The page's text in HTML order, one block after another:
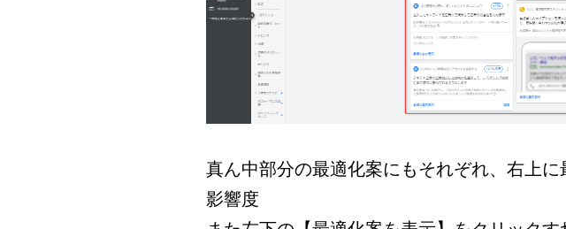
真ん中部分の最適化案にもそれぞれ、右上
影響度